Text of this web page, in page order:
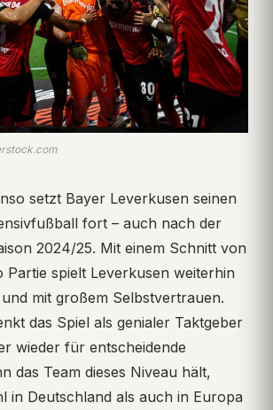
setzt Bayer Leverkusen seinen
fort – auch nach der
2024/25. Mit einem Schnitt von
Partie spielt Leverkusen weiterhin
mit großem Selbstvertrauen.
das Spiel als genialer Taktgeber
wieder für entscheidende
das Team dieses Niveau hält,
in Deutschland als auch in Europa